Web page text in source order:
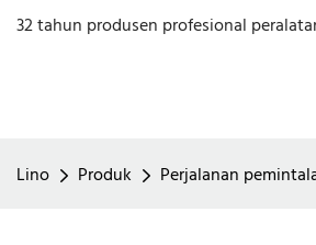
32 tahun produsen profesional
Lino Produk Perjalanan